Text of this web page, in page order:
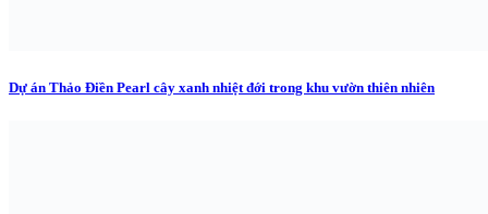
Dự án Thảo Điền Pearl cây xanh nhiệt đới trong khu vườn thiên nhiên